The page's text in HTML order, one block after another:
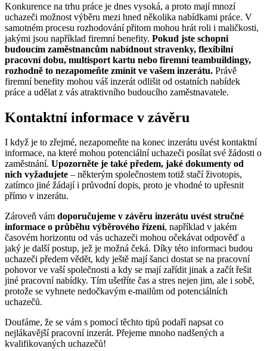
Konkurence na trhu práce je dnes vysoká, a proto mají mnozí
uchazeči možnost výběru mezi hned několika nabídkami práce. V
samotném procesu rozhodování přitom mohou hrát roli i maličkosti,
jakými jsou například firemní benefity. Pokud jste schopni
budoucím zaměstnancům nabídnout stravenky, flexibilní
pracovní dobu, multisport kartu nebo firemní teambuildingy,
rozhodně to nezapomeňte zmínit ve vašem inzerátu. Právě
firemní benefity mohou váš inzerát odlišit od ostatních nabídek
práce a udělat z vás atraktivního budoucího zaměstnavatele.
Kontaktní informace v závěru
I když je to zřejmé, nezapomeňte na konec inzerátu uvést kontaktní
informace, na které mohou potenciální uchazeči posílat své žádosti o
zaměstnání. Upozorněte je také předem, jaké dokumenty od
nich vyžadujete – některým společnostem totiž stačí životopis,
zatímco jiné žádají i průvodní dopis, proto je vhodné to upřesnit
přímo v inzerátu.
Zároveň vám doporučujeme v závěru inzerátu uvést stručné
informace o průběhu výběrového řízení, například v jakém
časovém horizontu od vás uchazeči mohou očekávat odpověď a
jaký je další postup, jež je možná čeká. Díky této informaci budou
uchazeči předem vědět, kdy ještě mají šanci dostat se na pracovní
pohovor ve vaší společnosti a kdy se mají zařídit jinak a začít řešit
jiné pracovní nabídky. Tím ušetříte čas a stres nejen jim, ale i sobě,
protože se vyhnete nedočkavým e-mailům od potenciálních
uchazečů.
Doufáme, že se vám s pomocí těchto tipů podaří napsat co
nejlákavější pracovní inzerát. Přejeme mnoho nadšených a
kvalifikovaných uchazečů!